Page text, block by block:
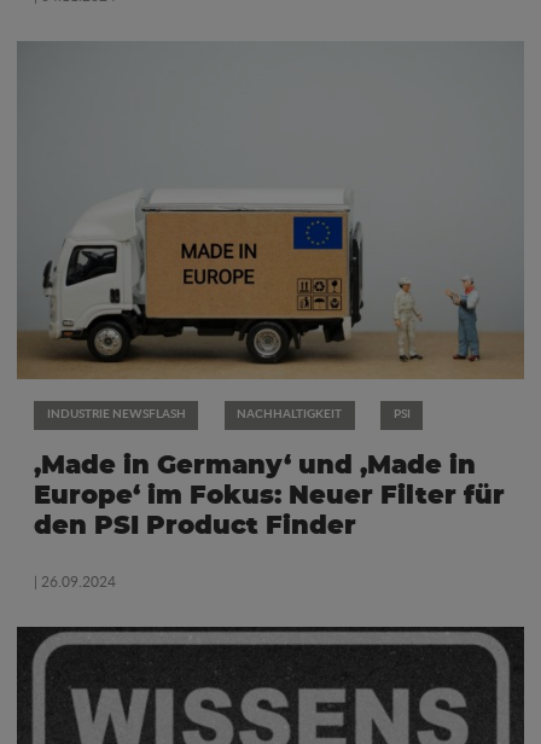
INDUSTRIE NEWSFLASH NACHHALTIGKEIT PSI
‚Made in Germany‘ und ‚Made in
Europe‘ im Fokus: Neuer Filter für
den PSI Product Finder
| 26.09.2024